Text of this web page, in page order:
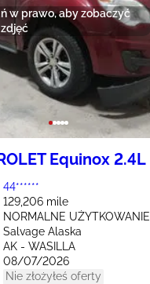
w prawo, aby zobaczyć
Equinox 2.4L
44******
129,206 mile
NORMALNE UŻYTKOWANIE
Salvage Alaska
AK - WASILLA
08/07/2026
Nie złożyłeś oferty